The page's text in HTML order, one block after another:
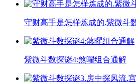
守财高手是怎样炼成的.紫微斗
​紫微斗数探谜4:煞曜组合通解